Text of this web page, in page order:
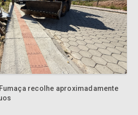
recolhe aproximadamente